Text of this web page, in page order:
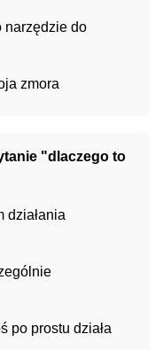
narzędzie do
zmora
"dlaczego to
działania
po prostu działa